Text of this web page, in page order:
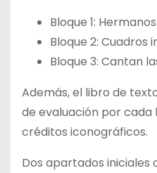
Bloque 1:
Bloque 2: Cuadros
Bloque 3: Cantan
Además, el libro de
de evaluación por
créditos iconográficos.
Dos apartados